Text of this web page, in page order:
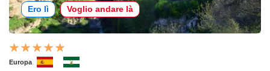
Ero lì Voglio andare là
Europa